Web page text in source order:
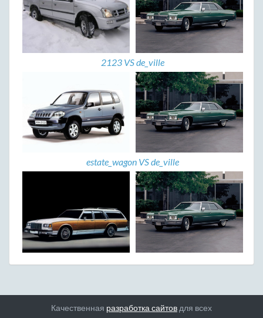
2123 VS de_ville
estate_wagon VS de_ville
Качественная разработка сайтов для всех